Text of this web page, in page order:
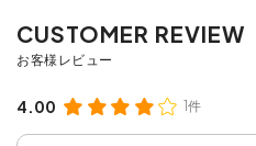
4.00 1件